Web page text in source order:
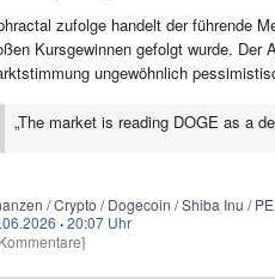
zufolge handelt der führende
Kursgewinnen gefolgt wurde.
ungewöhnlich
„The market is reading DOGE as a
/ Crypto / Dogecoin / Shiba Inu /
·20:07 Uhr